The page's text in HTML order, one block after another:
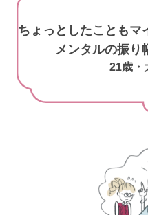
ちょっとしたこともマ
メンタルの振り
21歳・